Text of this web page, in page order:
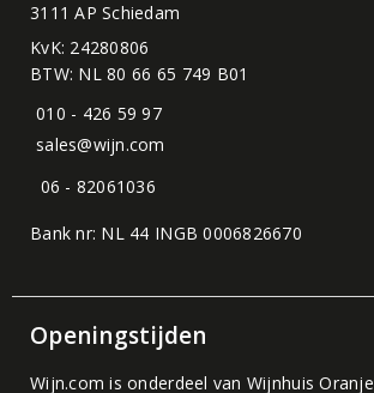
3111 AP Schiedam
KvK: 24280806
BTW: NL 80 66 65 749 B01
010 - 426 59 97
sales@wijn.com
06 - 82061036
Bank nr: NL 44 INGB 0006826670
Openingstijden
Wijn.com is onderdeel van Wijnhuis Oranje